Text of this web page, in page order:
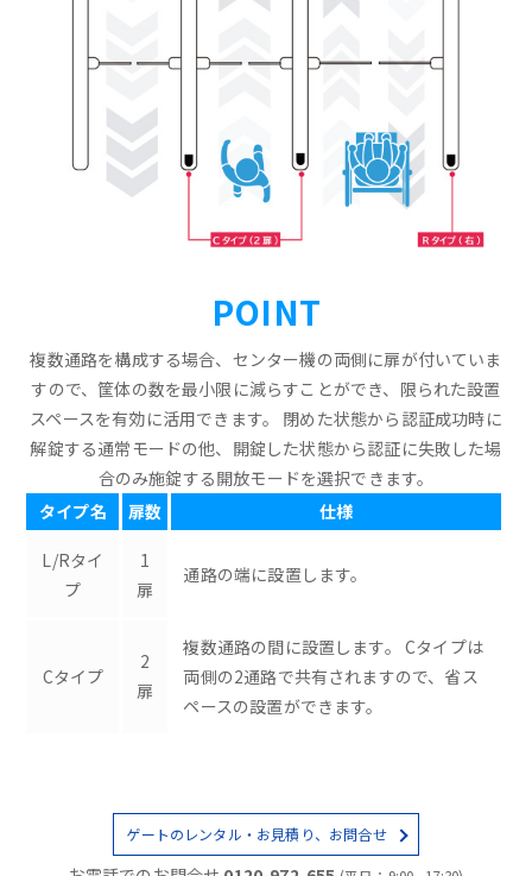
POINT
複数通路を構成する場合、センター機の両側に扉が付いていま
すので、筐体の数を最小限に減らすことができ、限られた設置
スペースを有効に活用できます。 閉めた状態から認証成功時に
解錠する通常モードの他、開錠した状態から認証に失敗した場
合のみ施錠する開放モードを選択できます。
タイプ名
扉数 仕様
L/Rタイ
プ
1
扉
通路の端に設置します。
Cタイプ
2
扉
複数通路の間に設置します。 Cタイプは
両側の2通路で共有されますので、省ス
ペースの設置ができます。
ゲートのレンタル・お見積り、お問合せ